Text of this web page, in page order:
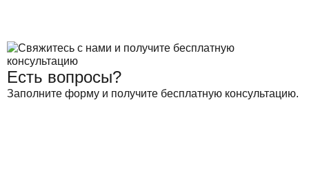
Есть вопросы?
Заполните форму и получите бесплатную консультацию.